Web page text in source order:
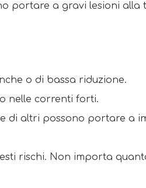
portare a gravi lesioni alla
o di bassa riduzione.
nelle correnti forti.
di altri possono portare a
rischi. Non importa